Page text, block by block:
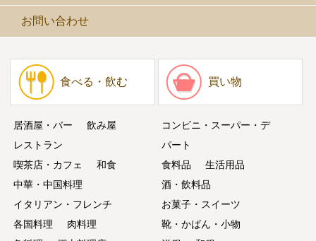
お問い合わせ
食べる・飲む
居酒屋・バー
飲み屋
レストラン
喫茶店・カフェ
和食
中華・中国料理
イタリアン・フレンチ
各国料理
肉料理
買い物
コンビニ・スーパー・デ
パート
食料品
生活用品
酒・飲料品
お菓子・スイーツ
靴・かばん・小物